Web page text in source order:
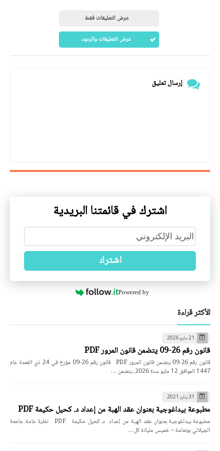
عرض التعليقات فقط
عرض التعليقات والردود
إرسال تعليق
اشترك في قائمتنا البريدية
اشترك
Powered by
الأكثر قراءة
21 مايو 2026
قانون رقم 26-09 يتضمن قانون المرور PDF
قانون رقم 26-09 يتضمن قانون المرور PDF قانون رقم 26-09 مؤرخ في 24 ذي القعدة عام
1447 الموافق 12 مايو سنة 2026، يتضمن …
31 يناير 2021
مطبوعة بيداغوجية بعنوان عقد الهبة من إعداد د. كحيل حكيمة PDF
مطبوعة بيداغوجية بعنوان عقد الهبة من إعداد د. كحيل حكيمة PDF نظرة عامة جامعة
الجيلالي بونعامة – خميس مليانة كل…